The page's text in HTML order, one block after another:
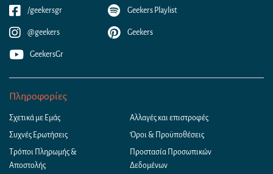
/geekersgr
@geekers
GeekersGr
Geekers Playlist
Geekers
Πληροφορίες
Σχετικά με Εμάς
Συχνές Ερωτήσεις
Τρόποι Πληρωμής &
Αποστολής
Αλλαγές και επιστροφές
Όροι & Προϋποθέσεις
Προστασία Προσωπικών
Δεδομένων